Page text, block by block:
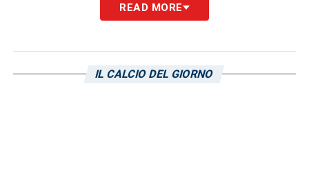
Subentrato all’intervallo, sono bastati dieci
bassi, pensi al riscatto del giocatore della
READ MORE
IL CALCIO DEL GIORNO